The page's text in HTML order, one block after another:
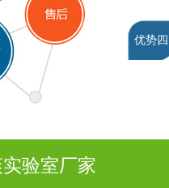
优势四
验室厂家